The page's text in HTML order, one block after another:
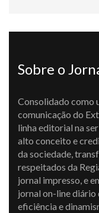
Sobre o
Consolidado como
comunicação do
linha editorial na
alto conceito e
da sociedade,
respeitados da
jornal impresso, e
jornal on-line diário
eficiência e